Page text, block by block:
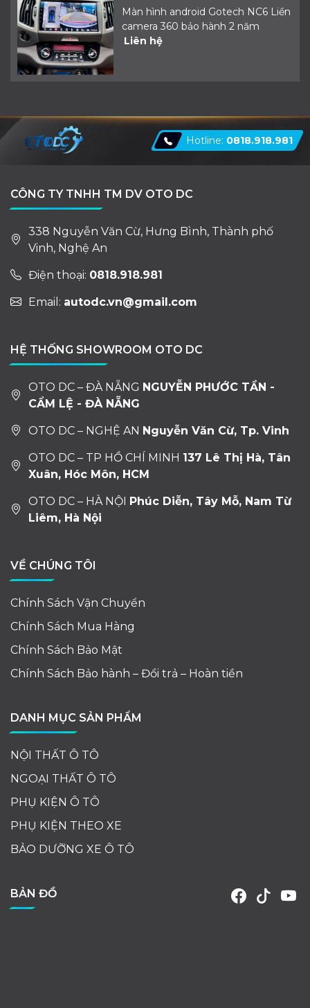
Màn hình android Gotech NC6 Liền
camera 360 bảo hành 2 năm
Liên hệ
Hotline: 0818.918.981
CÔNG TY TNHH TM DV OTO DC
338 Nguyễn Văn Cừ, Hưng Bình, Thành phố
Vinh, Nghệ An
Điện thoại: 0818.918.981
Email: autodc.vn@gmail.com
HỆ THỐNG SHOWROOM OTO DC
OTO DC – ĐÀ NẴNG NGUYỄN PHƯỚC TẦN -
CẨM LỆ - ĐÀ NẴNG
OTO DC – NGHỆ AN Nguyễn Văn Cừ, Tp. Vinh
OTO DC – TP HỒ CHÍ MINH 137 Lê Thị Hà, Tân
Xuân, Hóc Môn, HCM
OTO DC – HÀ NỘI Phúc Diễn, Tây Mỗ, Nam Từ
Liêm, Hà Nội
VỀ CHÚNG TÔI
Chính Sách Vận Chuyển
Chính Sách Mua Hàng
Chính Sách Bảo Mật
Chính Sách Bảo hành – Đổi trả – Hoàn tiền
DANH MỤC SẢN PHẨM
NỘI THẤT Ô TÔ
NGOẠI THẤT Ô TÔ
PHỤ KIỆN Ô TÔ
PHỤ KIỆN THEO XE
BẢO DƯỠNG XE Ô TÔ
BẢN ĐỒ